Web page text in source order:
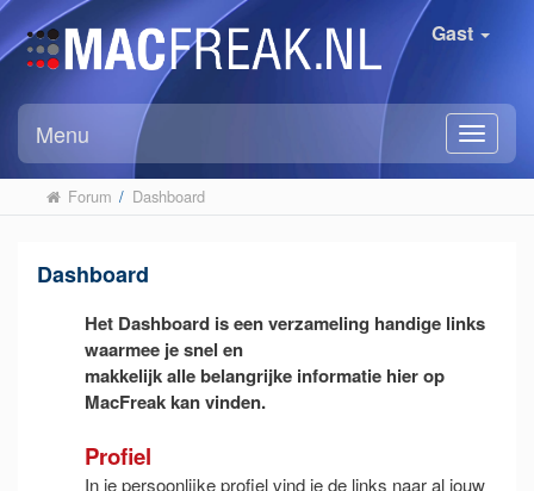
Gast
Menu
Forum / Dashboard
Dashboard
Het Dashboard is een verzameling handige links
waarmee je snel en
makkelijk alle belangrijke informatie hier op
MacFreak kan vinden.
Profiel
In je persoonlijke profiel vind je de links naar al jouw